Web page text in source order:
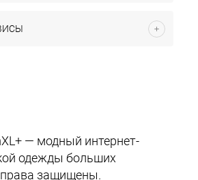
— модный интернет-
одежды больших
защищены.